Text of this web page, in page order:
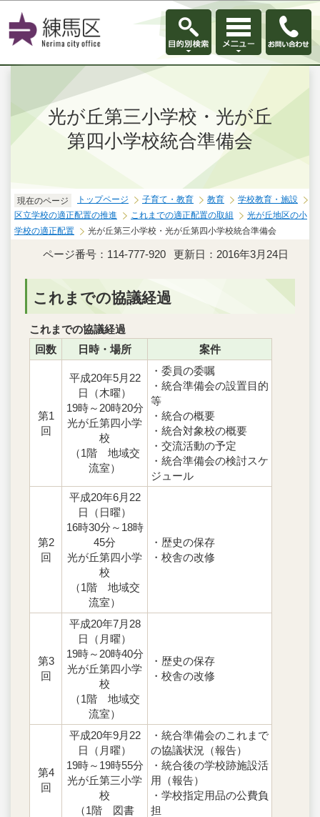
このページの本文へ移動
光が丘第三小学校・光が丘
第四小学校統合準備会
現在のページ トップページ 子育て・教育 教育
学校教育・施設
区立学校の適正配置の推進
これまでの適正配置の取組
光が丘地区の小
学校の適正配置
光が丘第三小学校・光が丘第四小学校統合準備会
ページ番号：114-777-920 更新日：2016年3月24日
これまでの協議経過
これまでの協議経過
回数
日時・場所 案件
第1
回
平成20年5月22
日（木曜）
19時～20時20分
光が丘第四小学
校
（1階 地域交
流室）
・委員の委嘱
・統合準備会の設置目的
等
・統合の概要
・統合対象校の概要
・交流活動の予定
・統合準備会の検討スケ
ジュール
第2
回
平成20年6月22
日（日曜）
16時30分～18時
45分
光が丘第四小学
校
（1階 地域交
流室）
・歴史の保存
・校舎の改修
第3
回
平成20年7月28
日（月曜）
19時～20時40分
光が丘第四小学
校
（1階 地域交
流室）
・歴史の保存
・校舎の改修
第4
回
平成20年9月22
日（月曜）
19時～19時55分
光が丘第三小学
校
（1階 図書
・統合準備会のこれまで
の協議状況（報告）
・統合後の学校跡施設活
用（報告）
・学校指定用品の公費負
担